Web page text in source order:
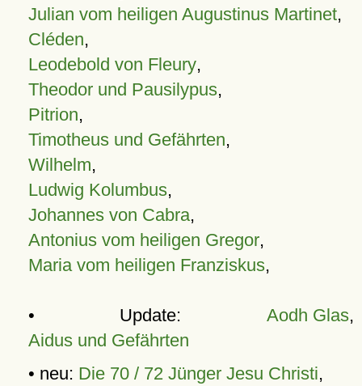
Julian vom heiligen Augustinus Martinet,
Cléden,
Leodebold von Fleury,
Theodor und Pausilypus,
Pitrion,
Timotheus und Gefährten,
Wilhelm,
Ludwig Kolumbus,
Johannes von Cabra,
Antonius vom heiligen Gregor,
Maria vom heiligen Franziskus,
• Update: Aodh Glas,
Aidus und Gefährten
• neu: Die 70 / 72 Jünger Jesu Christi,